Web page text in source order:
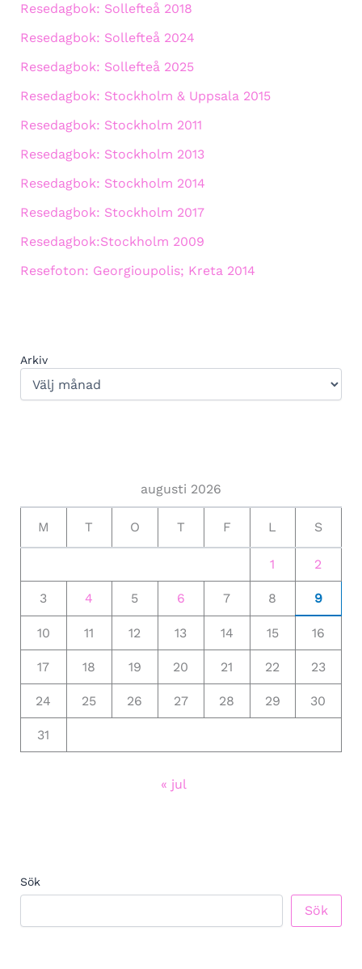
Resedagbok: Sollefteå 2018
Resedagbok: Sollefteå 2024
Resedagbok: Sollefteå 2025
Resedagbok: Stockholm & Uppsala 2015
Resedagbok: Stockholm 2011
Resedagbok: Stockholm 2013
Resedagbok: Stockholm 2014
Resedagbok: Stockholm 2017
Resedagbok:Stockholm 2009
Resefoton: Georgioupolis; Kreta 2014
Arkiv
augusti 2026
M T O T F L S
1 2
3 4 5 6 7 8 9
10 11 12 13 14 15 16
17 18 19 20 21 22 23
24 25 26 27 28 29 30
31
« jul
Sök
Sök